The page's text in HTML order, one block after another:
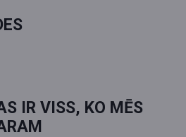
IR VISS, KO MĒS